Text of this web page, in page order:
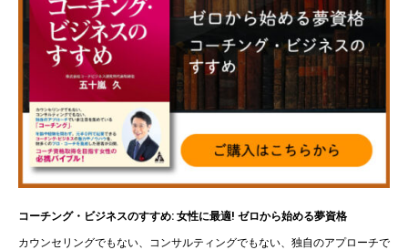
コーチング・ビジネスのすすめ: 女性に最適! ゼロから始める夢資格
カウンセリングでもない、コンサルティングでもない、独自のアプローチで